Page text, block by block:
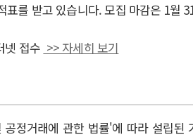
를 받고 있습니다. 모집 마감은 1월
넷 접수 >> 자세히 보기
공정거래에 관한 법률'에 따라 설립된